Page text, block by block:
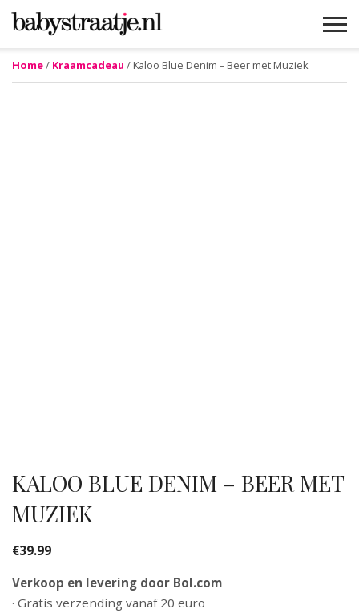
MAMAVLOGS
ZWANGER
BABY
LIFESTYLE
MUSTHAVES
CELEBS
ADVIES
WEBSHOPS
GRATIS
WIN
KORTINGEN
Home/ Kraamcadeau / Kaloo Blue Denim – Beer met Muziek
KALOO BLUE DENIM – BEER MET
MUZIEK
€39.99
Verkoop en levering door Bol.com
· Gratis verzending vanaf 20 euro